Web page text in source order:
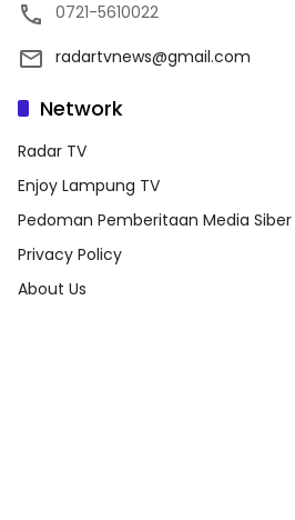
0721-5610022
radartvnews@gmail.com
Network
Radar TV
Enjoy Lampung TV
Pedoman Pemberitaan Media Siber
Privacy Policy
About Us